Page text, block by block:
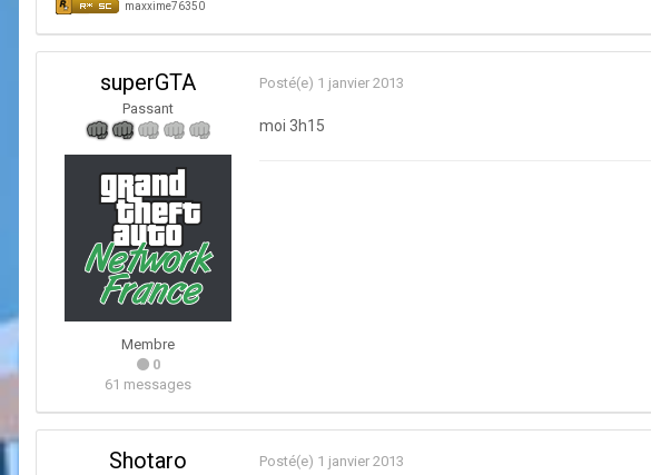
maxxime76350
superGTA
Passant
Membre
0
61 messages
Posté(e) 1 janvier 2013
moi 3h15
Shotaro Posté(e) 1 janvier 2013